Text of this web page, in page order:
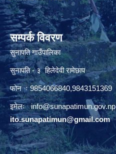
सम्पर्क विवरण
सुनापति गाउँपालिका
सुनापति - ३ हिलेदेवी रामेछाप
फोन ः 9854066840,9843151369
इमेलः info@sunapatimun.gov.np
ito.sunapatimun@gmail.com